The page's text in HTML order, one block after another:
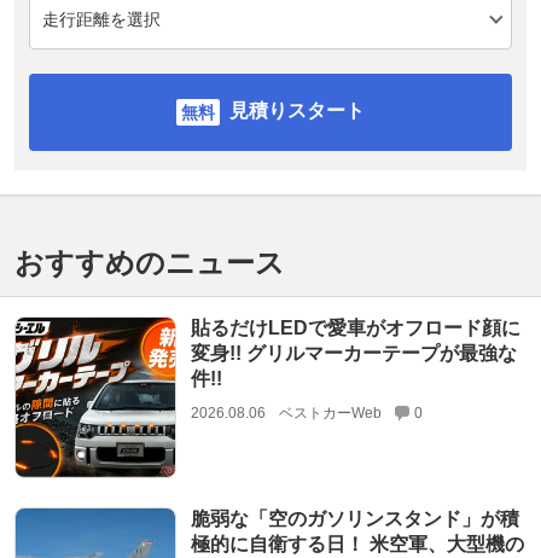
見積りスタート
おすすめのニュース
貼るだけLEDで愛車がオフロード顔に
変身!! グリルマーカーテープが最強な
件!!
2026.08.06 ベストカーWeb 0
脆弱な「空のガソリンスタンド」が積
極的に自衛する日！ 米空軍、大型機の